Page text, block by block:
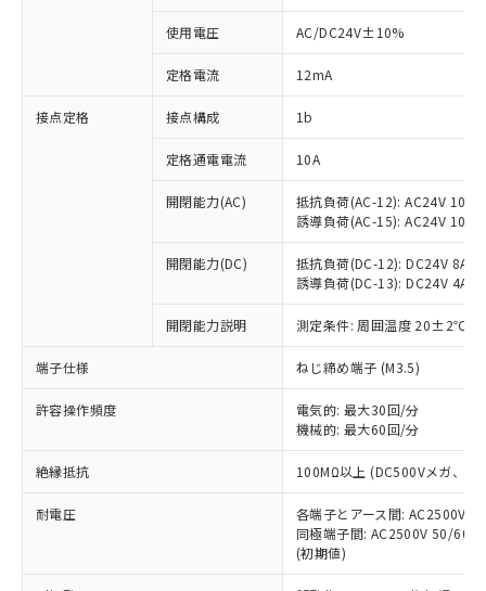
使用電圧 AC/DC24V±10%
定格電流 12mA
接点定格 接点構成 1b
定格通電電流 10A
開閉能力(AC)
抵抗負荷(AC-12): AC24V 10A/
誘導負荷(AC-15): AC24V
開閉能力(DC)
抵抗負荷(DC-12): DC24V 8A/
誘導負荷(DC-13): DC24V 4A/
開閉能力説明 測定条件: 周囲温度 20±2℃、
端子仕様 ねじ締め端子 (M3.5)
許容操作頻度
電気的: 最大30回/分
機械的: 最大60回/分
絶縁抵抗 100MΩ以上 (DC500Vメガ、点
耐電圧
各端子とアース間: AC2500V
同極端子間: AC2500V 50/
(初期値)
ご利用条件
以下の条件をお読みいただき、同意のうえ
ご利用ください。
本サービスは、当社制御機器事業取扱
商品の当社在庫状況および標準価格
(税抜)を提供させていただくもので
当社制御機器事業取扱商品の中には、
本サービスの対象外となる商品もある
ことをご了承ください。
在庫状況および標準価格照会結果は、
記載している更新日時点での社内デー
タに基づき作成されるものであり、閲
覧された時点での実際の在庫および標
準価格とは異なる場合があることをご
※1 対応状況
対応済み：EU RoHS指令（10物質）の
非含有に対応した製品が提供可能な商品で
対応予定：EU RoHS指令（10物質）の非含
有に対応した製品に切り替える予定のある
対応予定なし：EU RoHS指令（10物質）の
非含有に非対応の商品で、対応品を出す予
定はありません。
調査・確認中：EU RoHS指令（10物質）の
非含有の対応状況を調査中または確認中の
非該当品：ライセンス料など無形物で、有
害物質有無と関係のない商品です。
仕入先様の事情により、非含有部品として
いたものが、含有品と判明した場合などや
むを得ず変更することがあります。
鉛(Pb) 1000ppm以下、 水銀(Hg) 1000ppm以下、 カド
六価クロム(Cr(Ⅵ)) 1000ppm以下、ポリ臭化ビフェニル
類(PBB) 1000ppm以下、ポリ臭化ジフェニルエーテル類
(PBDE) 1000ppm以下、フタル酸ビス(2-エチルヘキシ
※1 中国RoHS○×表
「○」：最大均質材料含有率が中国RoHSの
基準値以下であることを示します。
「×」：最大均質材料含有率が中国RoHSの
基準値を超えていることを示します。
「－」：未確認です。当社販売部門へお問
い合わせください。
*中国RoHS10物質の基準値 (GB/T26572)：
Pb(鉛) :1000ppm、 Hg(水銀) : 1000ppm、 Cd(カドミウ
Cr(Ⅵ)(六価クロム) : 1000ppm、 PBBs(ポリ臭化ビフェ
当社は、これら貴社製品のうち、外国
為替および外国貿易法に定める商品
（以下｢規制貨物等」という）を輸出
国政府の輸出許可(または役務取引許
可)を取得するなどの必要な手続きを